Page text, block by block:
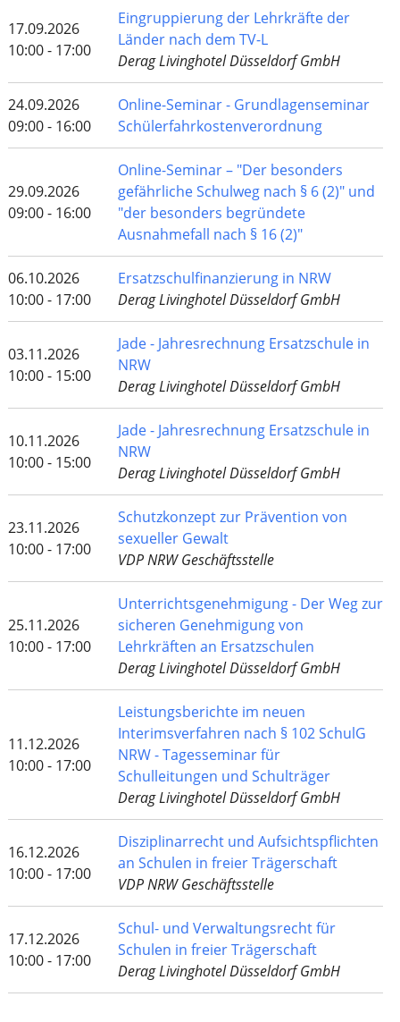
17.09.2026
10:00 - 17:00
Eingruppierung der Lehrkräfte der
Länder nach dem TV-L
Derag Livinghotel Düsseldorf GmbH
24.09.2026
09:00 - 16:00
Online-Seminar - Grundlagenseminar
Schülerfahrkostenverordnung
29.09.2026
09:00 - 16:00
Online-Seminar – "Der besonders
gefährliche Schulweg nach § 6 (2)" und
"der besonders begründete
Ausnahmefall nach § 16 (2)"
06.10.2026
10:00 - 17:00
Ersatzschulfinanzierung in NRW
Derag Livinghotel Düsseldorf GmbH
03.11.2026
10:00 - 15:00
Jade - Jahresrechnung Ersatzschule in
NRW
Derag Livinghotel Düsseldorf GmbH
10.11.2026
10:00 - 15:00
Jade - Jahresrechnung Ersatzschule in
NRW
Derag Livinghotel Düsseldorf GmbH
23.11.2026
10:00 - 17:00
Schutzkonzept zur Prävention von
sexueller Gewalt
VDP NRW Geschäftsstelle
25.11.2026
10:00 - 17:00
Unterrichtsgenehmigung - Der Weg zur
sicheren Genehmigung von
Lehrkräften an Ersatzschulen
Derag Livinghotel Düsseldorf GmbH
11.12.2026
10:00 - 17:00
Leistungsberichte im neuen
Interimsverfahren nach § 102 SchulG
NRW - Tagesseminar für
Schulleitungen und Schulträger
Derag Livinghotel Düsseldorf GmbH
16.12.2026
10:00 - 17:00
Disziplinarrecht und Aufsichtspflichten
an Schulen in freier Trägerschaft
VDP NRW Geschäftsstelle
17.12.2026
10:00 - 17:00
Schul- und Verwaltungsrecht für
Schulen in freier Trägerschaft
Derag Livinghotel Düsseldorf GmbH